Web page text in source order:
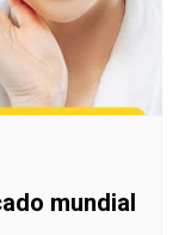
mundial